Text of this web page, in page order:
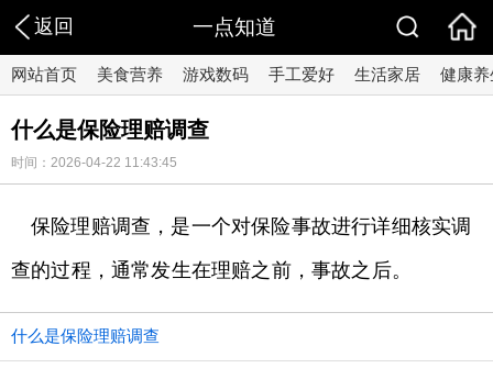
返回 一点知道
网站首页 美食营养 游戏数码 手工爱好 生活家居 健康养
什么是保险理赔调查
时间：2026-04-22 11:43:45
保险理赔调查，是一个对保险事故进行详细核实调
查的过程，通常发生在理赔之前，事故之后。
什么是保险理赔调查